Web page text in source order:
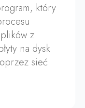
który
z
na dysk
sieć